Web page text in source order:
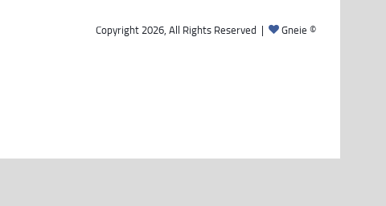
© Copyright 2026, All Rights Reserved |
Gneie